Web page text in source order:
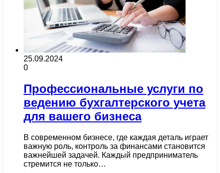
25.09.2024
0
Профессиональные услуги по
ведению бухгалтерского учета
для вашего бизнеса
В современном бизнесе, где каждая деталь играет
важную роль, контроль за финансами становится
важнейшей задачей. Каждый предприниматель
стремится не только…